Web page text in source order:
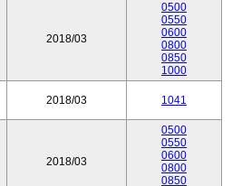
2018/03
0500
0550
0600
0800
0850
1000
2018/03 1041
2018/03
0500
0550
0600
0800
0850